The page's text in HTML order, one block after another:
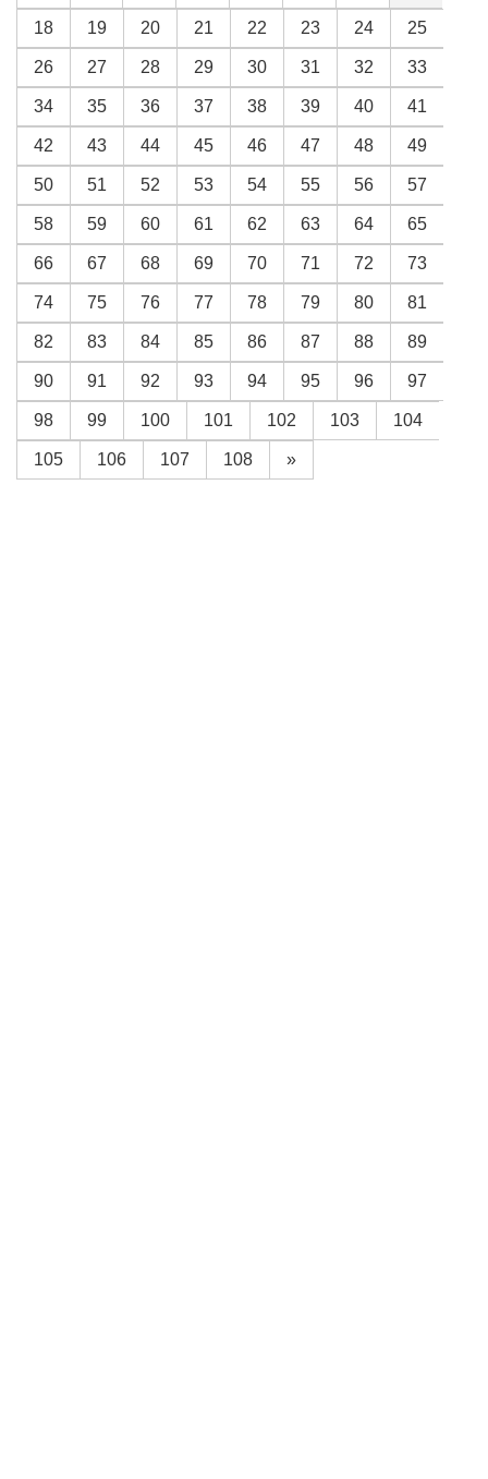
18 19 20 21 22 23 24 25
26 27 28 29 30 31 32 33
34 35 36 37 38 39 40 41
42 43 44 45 46 47 48 49
50 51 52 53 54 55 56 57
58 59 60 61 62 63 64 65
66 67 68 69 70 71 72 73
74 75 76 77 78 79 80 81
82 83 84 85 86 87 88 89
90 91 92 93 94 95 96 97
98 99 100 101 102 103 104
105 106 107 108 »